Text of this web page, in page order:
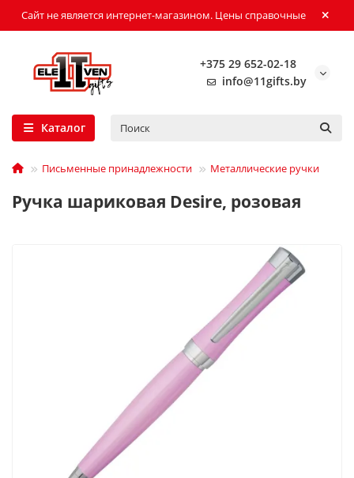
Сайт не является интернет-магазином. Цены справочные
+375 29 652-02-18
info@11gifts.by
Каталог
Письменные принадлежности Металлические ручки
Ручка шариковая Desire, розовая